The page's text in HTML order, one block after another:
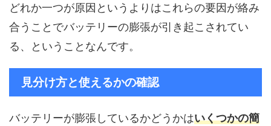
どれか一つが原因というよりはこれらの要因が絡み
合うことでバッテリーの膨張が引き起こされてい
る、ということなんです。
見分け方と使えるかの確認
バッテリーが膨張しているかどうかはいくつかの簡